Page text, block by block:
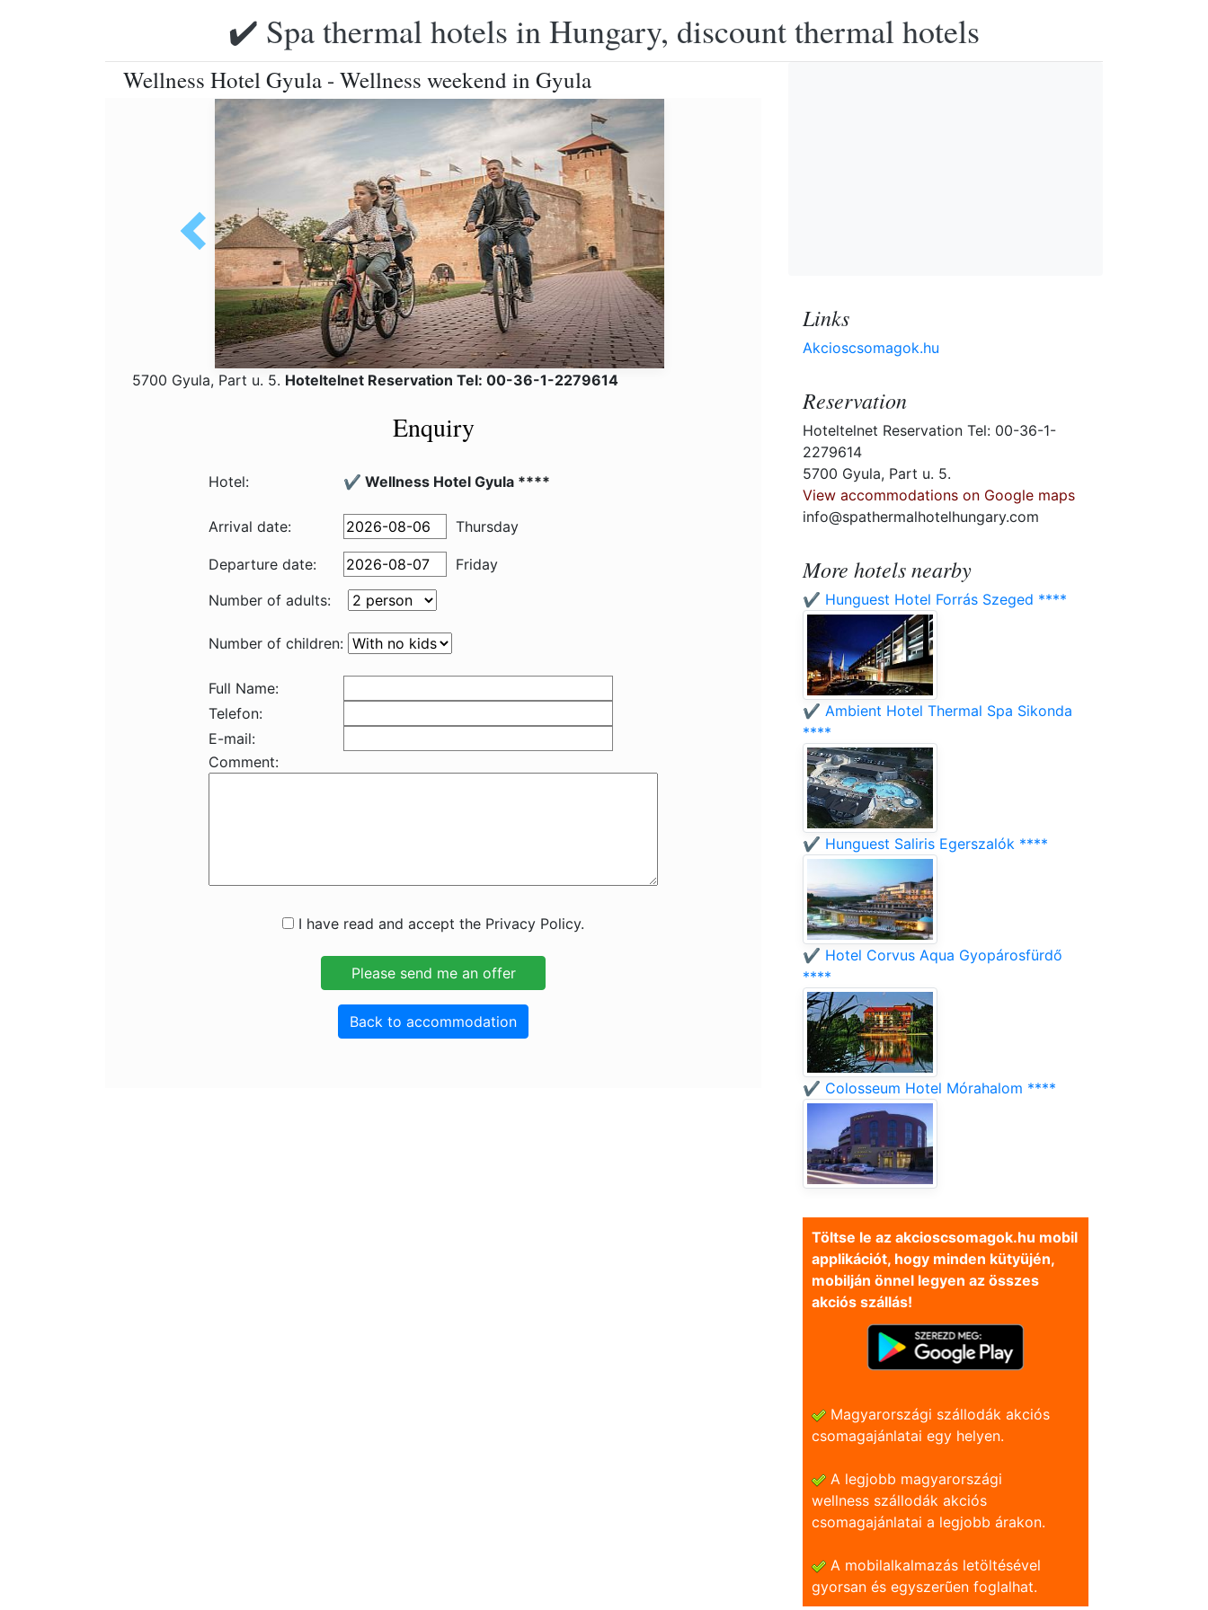
✔️ Spa thermal hotels in Hungary, discount thermal hotels
Wellness Hotel Gyula - Wellness weekend in Gyula
5700 Gyula, Part u. 5. Hoteltelnet Reservation Tel: 00-36-1-2279614
Enquiry
Hotel: ✔️ Wellness Hotel Gyula ****
Arrival date: Thursday
Departure date:
Friday
Number of adults:
Number of children:
Full Name:
Telefon:
E-mail:
Comment:
I have read and accept the Privacy Policy.
Back to accommodation
Links
Akcioscsomagok.hu
Reservation
Hoteltelnet Reservation Tel: 00-36-1-
2279614
5700 Gyula, Part u. 5.
View accommodations on Google maps
info@spathermalhotelhungary.com
More hotels nearby
✔️ Hunguest Hotel Forrás Szeged ****
✔️ Ambient Hotel Thermal Spa Sikonda
****
✔️ Hunguest Saliris Egerszalók ****
✔️ Hotel Corvus Aqua Gyopárosfürdő
****
✔️ Colosseum Hotel Mórahalom ****
Töltse le az akcioscsomagok.hu mobil
applikációt, hogy minden kütyüjén,
mobilján önnel legyen az összes
akciós szállás!
Magyarországi szállodák akciós
csomagajánlatai egy helyen.
A legjobb magyarországi
wellness szállodák akciós
csomagajánlatai a legjobb árakon.
A mobilalkalmazás letöltésével
gyorsan és egyszerũen foglalhat.